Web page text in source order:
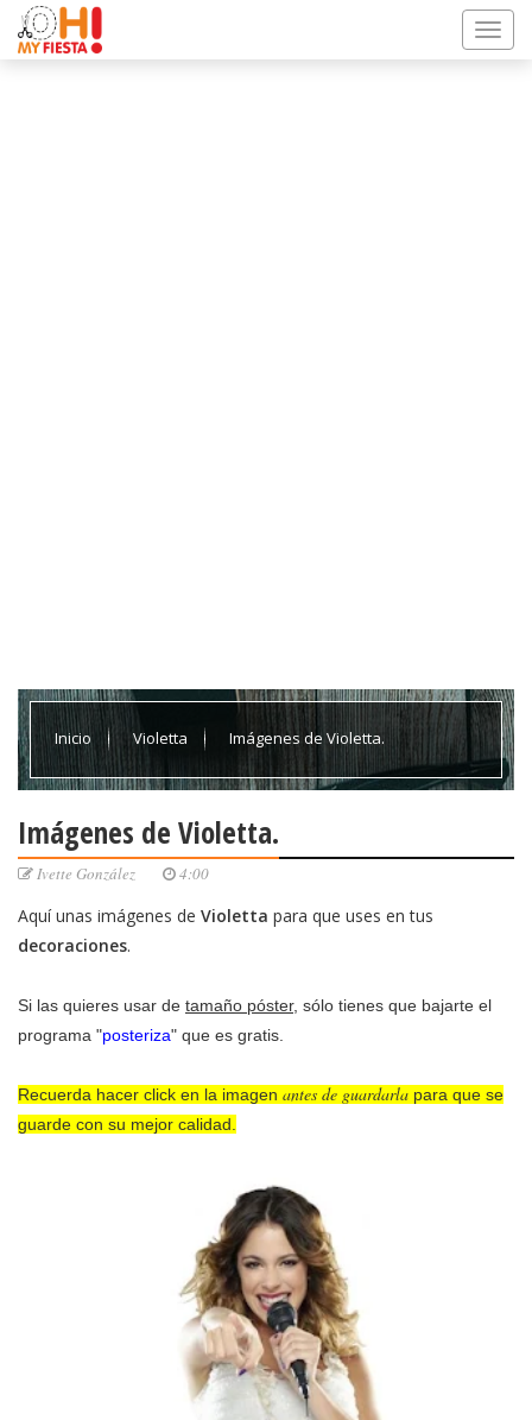
Inicio Violetta Imágenes de Violetta.
Imágenes de Violetta.
Ivette González 4:00
Aquí unas imágenes de Violetta para que uses en tus
decoraciones.
Si las quieres usar de tamaño póster, sólo tienes que bajarte el
programa "posteriza" que es gratis.
Recuerda hacer click en la imagen antes de guardarla para que se
guarde con su mejor calidad.